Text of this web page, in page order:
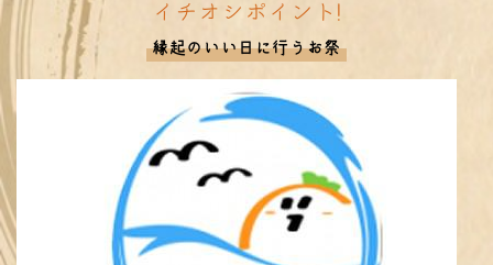
イチオシポイント!
縁起のいい日に行うお祭